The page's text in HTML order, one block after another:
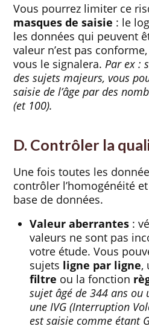
Vous pourrez limiter ce
masques de saisie : le
les données qui peuvent
valeur n’est pas
vous le signalera. Par ex :
des sujets majeurs, vous
saisie de l’âge par des
(et 100).
D. Contrôler la
Une fois toutes les
contrôler l’homogénéité
base de données.
Valeur aberrantes :
valeurs ne sont pas
votre étude. Vous
sujets ligne par ligne,
filtre ou la fonction
sujet âgé de 344 ans
une IVG (Interruption
est saisie comme étant